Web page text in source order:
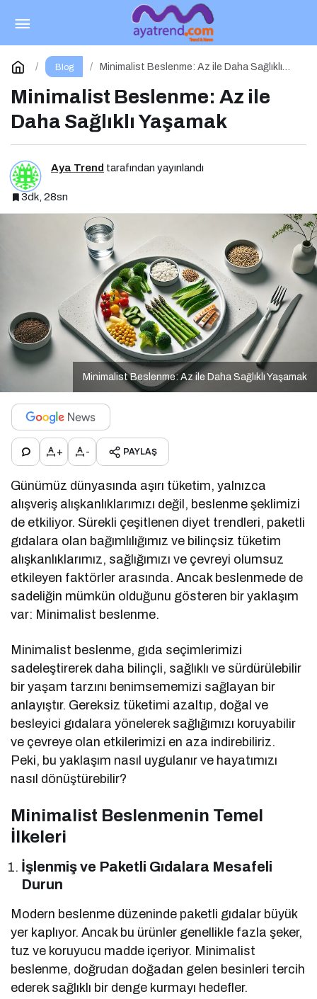
Blog
Minimalist Beslenme: Az ile Daha Sağlıklı
Minimalist Beslenme: Az ile
Daha Sağlıklı Yaşamak
Aya Trend tarafından yayınlandı
3dk, 28sn
Minimalist Beslenme: Az ile Daha Sağlıklı Yaşamak
+ - PAYLAŞ
Günümüz dünyasında aşırı tüketim, yalnızca
alışveriş alışkanlıklarımızı değil, beslenme şeklimizi
de etkiliyor. Sürekli çeşitlenen diyet trendleri, paketli
gıdalara olan bağımlılığımız ve bilinçsiz tüketim
alışkanlıklarımız, sağlığımızı ve çevreyi olumsuz
etkileyen faktörler arasında. Ancak beslenmede de
sadeliğin mümkün olduğunu gösteren bir yaklaşım
var: Minimalist beslenme.
Minimalist beslenme, gıda seçimlerimizi
sadeleştirerek daha bilinçli, sağlıklı ve sürdürülebilir
bir yaşam tarzını benimsememizi sağlayan bir
anlayıştır. Gereksiz tüketimi azaltıp, doğal ve
besleyici gıdalara yönelerek sağlığımızı koruyabilir
ve çevreye olan etkilerimizi en aza indirebiliriz.
Peki, bu yaklaşım nasıl uygulanır ve hayatımızı
nasıl dönüştürebilir?
Minimalist Beslenmenin Temel
İlkeleri
İşlenmiş ve Paketli Gıdalara Mesafeli
Durun
Modern beslenme düzeninde paketli gıdalar büyük
yer kaplıyor. Ancak bu ürünler genellikle fazla şeker,
tuz ve koruyucu madde içeriyor. Minimalist
beslenme, doğrudan doğadan gelen besinleri tercih
ederek sağlıklı bir denge kurmayı hedefler.
Dijital Çağda Beslenme: Teknolojinin Sağlık
Üzerindeki Etkileri ve Yeni Alışkanlıklar
Yorum Yap